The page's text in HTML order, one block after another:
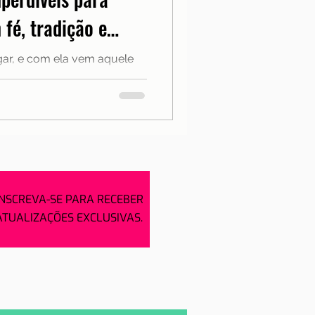
Notícias
fé, tradição e
e com ela vem aquele
fugir da rotina e
SE PARA RECEBER
EXCLUSIVAS.